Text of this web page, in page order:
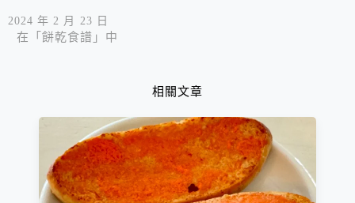
2024 年 2 月 23 日
在「餅乾食譜」中
相關文章